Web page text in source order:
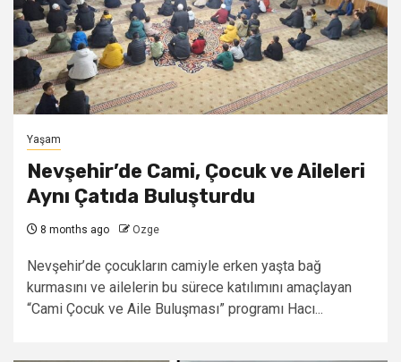
Yaşam
Nevşehir’de Cami, Çocuk ve Aileleri
Aynı Çatıda Buluşturdu
8 months ago Ozge
Nevşehir’de çocukların camiyle erken yaşta bağ
kurmasını ve ailelerin bu sürece katılımını amaçlayan
“Cami Çocuk ve Aile Buluşması” programı Hacı...